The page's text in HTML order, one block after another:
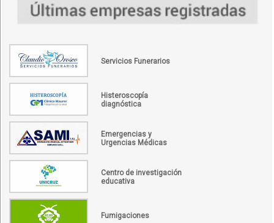
Servicios Funerarios
Histeroscopía
diagnóstica
Emergencias y
Urgencias Médicas
Centro de investigación
educativa
Fumigaciones